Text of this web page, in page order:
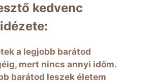
kedvenc
a legjobb barátod
mert nincs annyi időm.
barátod leszek életem